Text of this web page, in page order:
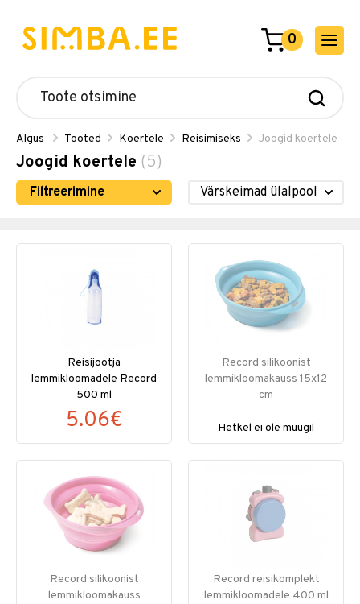
0
Algus Tooted Koertele Reisimiseks Joogid koertele
Joogid koertele (5)
Filtreerimine
Reisijootja
lemmikloomadele Record
500 ml
5.06€
Record silikoonist
lemmikloomakauss 15x12
cm
Hetkel ei ole müügil
Record silikoonist
lemmikloomakauss
Record reisikomplekt
lemmikloomadele 400 ml